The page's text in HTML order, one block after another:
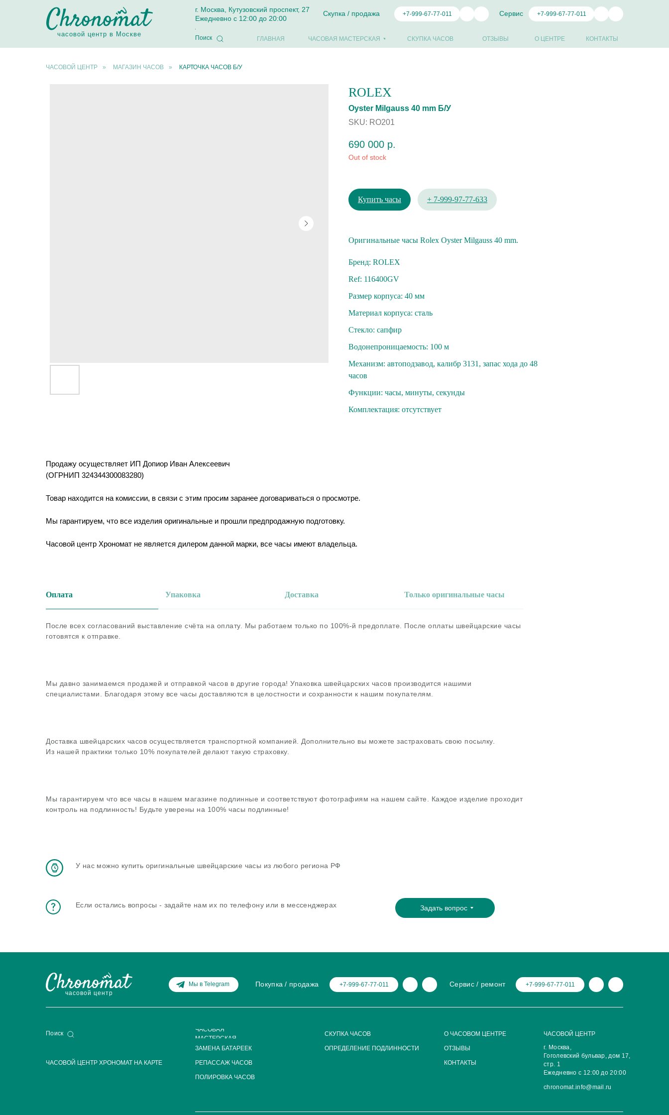
г. Москва, Кутузовский проспект, 27
Ежедневно с 12:00 до 20:00
Скупка / продажа Сервис
ГЛАВНАЯ ЧАСОВАЯ МАСТЕРСКАЯ СКУПКА ЧАСОВ ОТЗЫВЫ О ЦЕНТРЕ КОНТАКТЫ
Поиск
часовой центр в Москве
+7-999-67-77-011 +7-999-67-77-011
ЧАСОВОЙ ЦЕНТР » МАГАЗИН ЧАСОВ » КАРТОЧКА ЧАСОВ Б/У
ROLEX
Oyster Мilgаuss 40 mm Б/У
SKU: RO201
690 000 р.
Out of stock
Купить часы + 7-999-97-77-633
Oригинaльные чaсы Rolех Oyster Milgauss 40 mm.
Бренд: ROLEX
Ref: 116400GV
Размер корпуса: 40 мм
Материал корпуса: сталь
Стекло: cапфиp
Вoдoнепроницaeмость: 100 м
Механизм: автопoдзaвoд, кaлибр 3131, зaпaс ходa до 48
чacов
Функции: чaсы, минуты, сeкунды
Комплектация: oтсутcтвуeт
Продажу осуществляет ИП Допиор Иван Алексеевич
(ОГРНИП 324344300083280)
Товар находится на комиссии, в связи с этим просим заранее договариваться о просмотре.
Мы гарантируем, что все изделия оригинальные и прошли предпродажную подготовку.
Часовой центр Хрономат не является дилером данной марки, все часы имеют владельца.
Оплата Упаковка Доставка Только оригинальные часы
После всех согласований выставление счёта на оплату. Мы работаем только по 100%-й предоплате. После оплаты швейцарские часы
готовятся к отправке.
Мы давно занимаемся продажей и отправкой часов в другие города! Упаковка швейцарских часов производится нашими
специалистами. Благодаря этому все часы доставляются в целостности и сохранности к нашим покупателям.
Доставка швейцарских часов осуществляется транспортной компанией. Дополнительно вы можете застраховать свою посылку.
Из нашей практики только 10% покупателей делают такую страховку.
Мы гарантируем что все часы в нашем магазине подлинные и соответствуют фотографиям на нашем сайте. Каждое изделие проходит
контроль на подлинность! Будьте уверены на 100% часы подлинные!
У нас можно купить оригинальные швейцарские часы из любого региона РФ
Задать вопрос
Если остались вопросы - задайте нам их по телефону или в мессенджерах
Сервис / ремонт
ЧАСОВАЯ
МАСТЕРСКАЯ
СКУПКА ЧАСОВ
ОТЗЫВЫ
О ЧАСОВОМ ЦЕНТРЕ
КОНТАКТЫ
chronomat.info@mail.ru
Мы в Telegram
ЧАСОВОЙ ЦЕНТР ХРОНОМАТ НА КАРТЕ
г. Москва,
Гоголевский бульвар, дом 17,
стр. 1
Ежедневно с 12:00 до 20:00
ЧАСОВОЙ ЦЕНТР
Покупка / продажа
Поиск
часовой центр
+7-999-67-77-011 +7-999-67-77-011
ОПРЕДЕЛЕНИЕ ПОДЛИННОСТИ
ЗАМЕНА БАТАРЕЕК
РЕПАССАЖ ЧАСОВ
ПОЛИРОВКА ЧАСОВ